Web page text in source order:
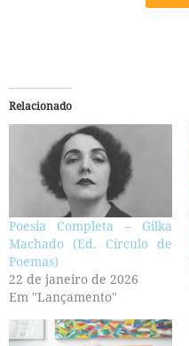
Relacionado
Poesia Completa – Gilka
Machado (Ed. Círculo de
Poemas)
22 de janeiro de 2026
Em "Lançamento"